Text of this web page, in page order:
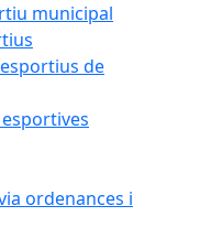
municipal
de
ordenances i